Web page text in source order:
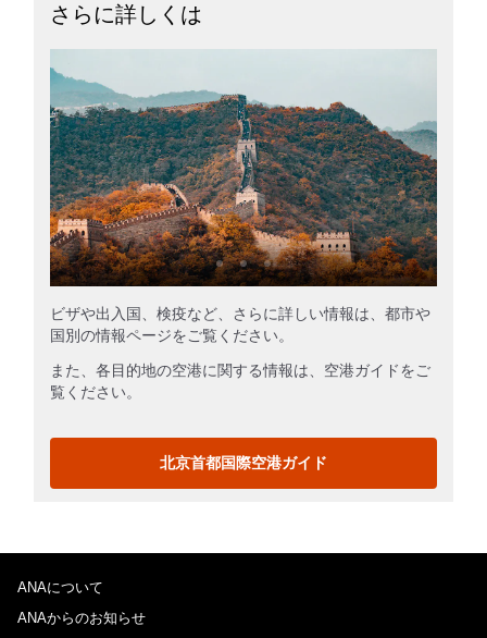
さらに詳しくは
ビザや出入国、検疫など、さらに詳しい情報は、都市や
国別の情報ページをご覧ください。
また、各目的地の空港に関する情報は、空港ガイドをご
覧ください。
北京首都国際空港ガイド
ANAについて
ANAからのお知らせ